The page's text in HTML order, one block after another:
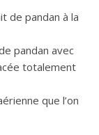
de pandan à la
pandan avec
totalement
que l’on